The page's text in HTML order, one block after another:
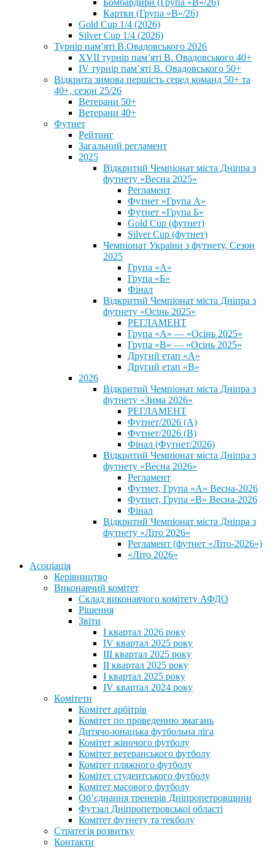
Бомбардири (Група «В»/26)
Картки (Група «В»/26)
Gold Cup 1/4 (2026)
Silver Cup 1/4 (2026)
Турнір пам’яті В.Овадовського 2026
XVII турнір пам’яті В. Овадовського 40+
IV турнір пам’яті В. Овадовського 50+
Відкрита зимова першість серед команд 50+ та
40+, сезон 25/26
Ветерани 50+
Ветерани 40+
Футнет
Рейтинг
Загальний регламент
2025
Відкритий Чемпіонат міста Дніпра з
футнету «Весна 2025»
Регламент
Футнет «Група А»
Футнет «Група Б»
Gold Cup (футнет)
Silver Cup (футнет)
Чемпіонат України з футнету, Сезон
2025
Група «А»
Група «Б»
Фінал
Відкритий Чемпіонат міста Дніпра з
футнету «Осінь 2025»
РЕГЛАМЕНТ
Група «А» — «Осінь 2025»
Група «В» — «Осінь 2025»
Другий етап «А»
Другий етап «В»
2026
Відкритий Чемпіонат міста Дніпра з
футнету «Зима 2026»
РЕГЛАМЕНТ
Футнет/2026 (А)
Футнет/2026 (В)
Фінал (Футнет/2026)
Відкритий Чемпіонат міста Дніпра з
футнету «Весна 2026»
Регламент
Футнет, Група «А» Весна-2026
Футнет, Група «В» Весна-2026
Фінал
Відкритий Чемпіонат міста Дніпра з
футнету «Літо 2026»
Регламент (футнет «Літо-2026»)
«Літо 2026»
Асоціація
Керівництво
Виконавчий комітет
Склад виконавчого комітету АФДО
Рішення
Звіти
I квартал 2026 року
IV квартал 2025 року
III квартал 2025 року
II квартал 2025 року
I квартал 2025 року
IV квартал 2024 року
Комітети
Комітет арбітрів
Комітет по проведенню змагань
Дитячо-юнацька футбольна ліга
Комітет жіночого футболу
Комітет ветеранського футболу
Комітет пляжного футболу
Комітет студентського футболу
Комітет масового футболу
Обʼєднання тренерів Дніпропетровщини
Футзал Дніпропетровської області
Комітет футнету та текболу
Стратегія розвитку
Контакти